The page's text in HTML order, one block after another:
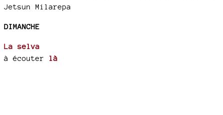
Jetsun Milarepa
DIMANCHE
La selva
à écouter là